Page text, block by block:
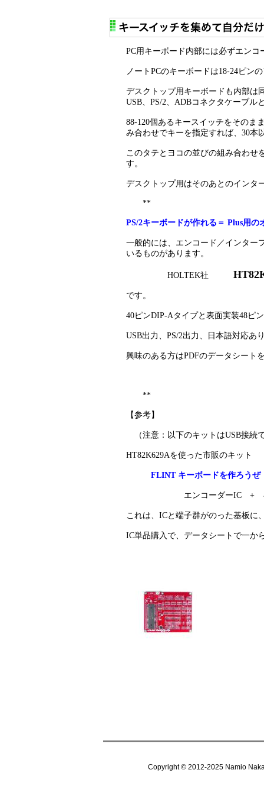
PC用キーボード内部には必ずエン
ノートPCのキーボードは18-24ピン
デスクトップ用キーボードも内部は
USB、PS/2、ADBコネクタケーブル
88-120個あるキースイッチをそのま
み合わせでキーを指定すれば、30本
このタテとヨコの並びの組み合わせ
す。
デスクトップ用はそのあとのインタ
**
PS/2キーボードが作れる＝ Plus用
一般的には、エンコード／インター
いるものがあります。
HOLTEK社
です。
40ピンDIP-Aタイプと表面実装48ピ
USB出力、PS/2出力、日本語対応あ
興味のある方はPDFのデータシート
**
【参考】
（注意：以下のキットはUSB接続
HT82K629Aを使った市販のキット
FLINT キーボードを作ろうぜ
エンコーダーIC + キー用
これは、ICと端子群がのった基板に
IC単品購入で、データシートで一か
Copyright © 2012-2025 Namio